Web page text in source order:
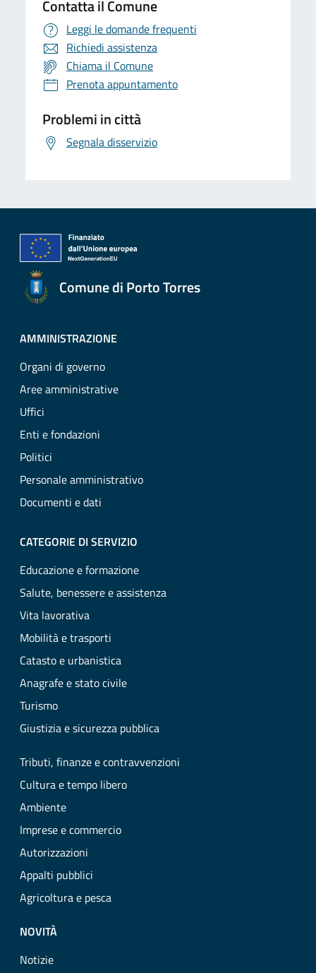
Contatta il Comune
Leggi le domande frequenti
Richiedi assistenza
Chiama il Comune
Prenota appuntamento
Problemi in città
Segnala disservizio
Comune di Porto Torres
AMMINISTRAZIONE
Organi di governo
Aree amministrative
Uffici
Enti e fondazioni
Politici
Personale amministrativo
Documenti e dati
CATEGORIE DI SERVIZIO
Educazione e formazione
Salute, benessere e assistenza
Vita lavorativa
Mobilità e trasporti
Catasto e urbanistica
Anagrafe e stato civile
Turismo
Giustizia e sicurezza pubblica
Tributi, finanze e contravvenzioni
Cultura e tempo libero
Ambiente
Imprese e commercio
Autorizzazioni
Appalti pubblici
Agricoltura e pesca
NOVITÀ
Notizie